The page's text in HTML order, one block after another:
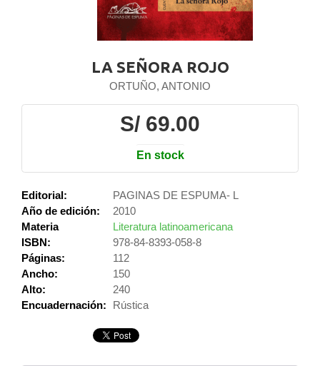
LA SEÑORA ROJO
ORTUÑO, ANTONIO
S/ 69.00
En stock
Editorial:
PAGINAS DE ESPUMA- L
Año de edición:
2010
Materia
Literatura latinoamericana
ISBN:
978-84-8393-058-8
Páginas:
112
Ancho:
150
Alto:
240
Encuadernación:
Rústica